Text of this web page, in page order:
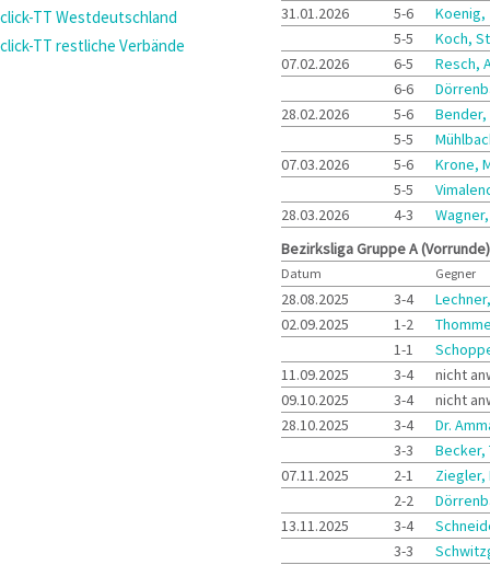
click-TT Westdeutschland
click-TT restliche Verbände
31.01.2026 5-6
5-5
Koch,
07.02.2026
6-5
Resch,
6-6
28.02.2026
5-6
5-5
07.03.2026
5-6
Krone,
5-5
28.03.2026
4-3
Bezirksliga Gruppe A (Vorrunde)
Datum Gegner
28.08.2025 3-4
02.09.2025
1-2
1-1
11.09.2025
3-4
nicht
09.10.2025
3-4
nicht
28.10.2025
3-4
Dr.
3-3
Becker,
07.11.2025
2-1
2-2
13.11.2025
3-4
3-3